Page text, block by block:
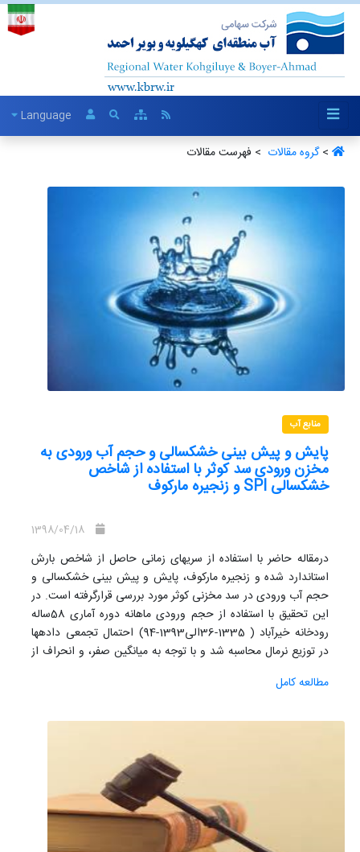
Language
>گروه مقالات ‏ > فهرست مقالات
منابع آب
پایش و پیش بینی خشکسالی و حجم آب ورودی به
مخزن ورودی سد کوثر با استفاده از شاخص
خشکسالی SPI و زنجیره مارکوف
درمقاله حاضر با استفاده از سریهای زمانی حاصل از شاخص بارش
استاندارد شده و زنجیره مارکوف، پایش و پیش بینی خشکسالی و
حجم آب ورودی در سد مخزنی کوثر مورد بررسی قرارگرفته است. در
این تحقیق با استفاده از حجم ورودی ماهانه دوره آماری 58ساله
رودخانه خیرآباد ( 1335-36الی1393-94) احتمال تجمعی دادهها
در توزیع نرمال محاسبه شد و با توجه به میانگین صفر، و انحراف از
تجمعی نرمال هر ماه از سال حدود حجم ورودی ماهانه در سری
سال تعیین گردید و در انتها ماتریس درصد احتمال وقوع وضعیتهای
بر اساس آن 7ماه از سال آبی 1394-95 در وضعیت نرمال سه ماه در
وضعیت خشکسالی و 2ماه در وضعیت ترسالی قرار دارد و وضعیت
سال آبی حاضر در مجموع نرمال پیش بینی میگردد. حجم تقریبی به
دست آمده بر اساس شاخصSPI
و زنجیره مارکوف 554میلیون
مترمکعب می باشد.
مطالعه کامل